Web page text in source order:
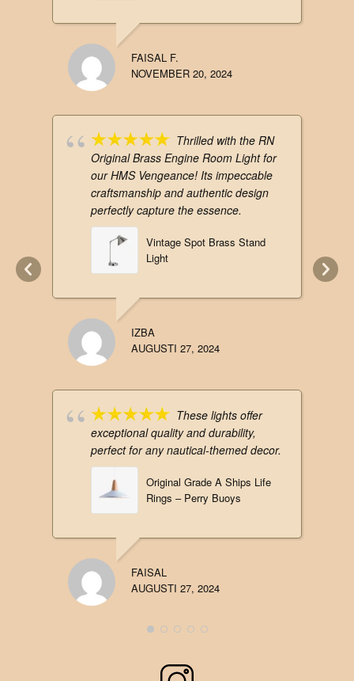
FAISAL F.
NOVEMBER 20, 2024
Thrilled with the RN
Original Brass Engine Room Light for
our HMS Vengeance! Its impeccable
craftsmanship and authentic design
perfectly capture the essence.
Vintage Spot Brass Stand
Light
IZBA
AUGUSTI 27, 2024
These lights offer
exceptional quality and durability,
perfect for any nautical-themed decor.
Original Grade A Ships Life
Rings – Perry Buoys
FAISAL
AUGUSTI 27, 2024